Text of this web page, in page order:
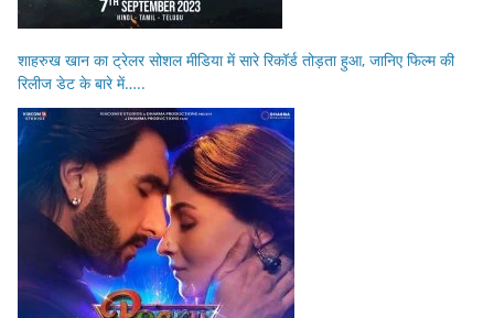
शाहरुख खान का ट्रेलर सोशल मीडिया में सारे रिकॉर्ड तोड़ता हुआ, जानिए फिल्म की
रिलीज डेट के बारे में…..